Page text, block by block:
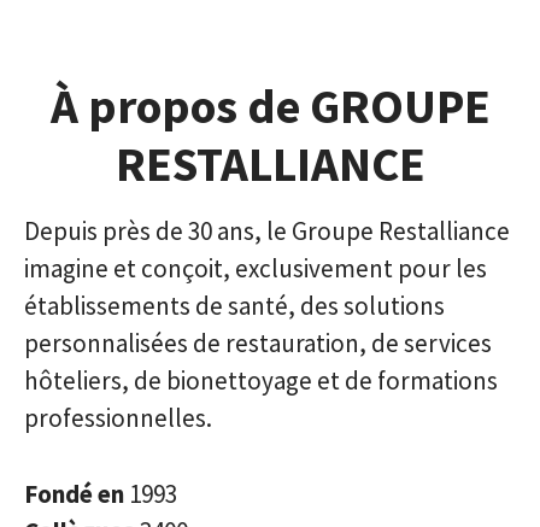
À propos de GROUPE
RESTALLIANCE
Depuis près de 30 ans, le Groupe Restalliance
imagine et conçoit, exclusivement pour les
établissements de santé, des solutions
personnalisées de restauration, de services
hôteliers, de bionettoyage et de formations
professionnelles.
Fondé en 1993